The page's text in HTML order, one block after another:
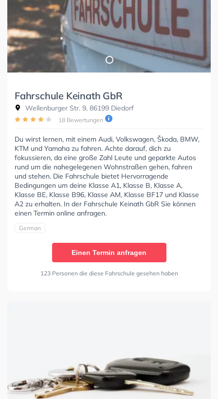
Fahrschule Keinath GbR
Wellenburger Str. 9, 86199 Diedorf
18 Bewertungen
Du wirst lernen, mit einem Audi, Volkswagen, Škoda, BMW,
KTM und Yamaha zu fahren. Achte darauf, dich zu
fokussieren, da eine große Zahl Leute und geparkte Autos
rund um die nahegelegenen Wohnstraßen gehen, fahren
und stehen. Die Fahrschule bietet Hervorragende
Bedingungen um deine Klasse A1, Klasse B, Klasse A,
Klasse BE, Klasse B96, Klasse AM, Klasse BF17 und Klasse
A2 zu erhalten. In der Fahrschule Keinath GbR Sie können
einen Termin online anfragen.
German
Einen Termin anfragen
123 Personen die diese Fahrschule gesehen haben